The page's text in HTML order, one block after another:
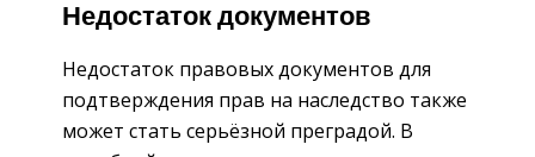
Недостаток документов
Недостаток правовых документов для
подтверждения прав на наследство также
может стать серьёзной преградой. В